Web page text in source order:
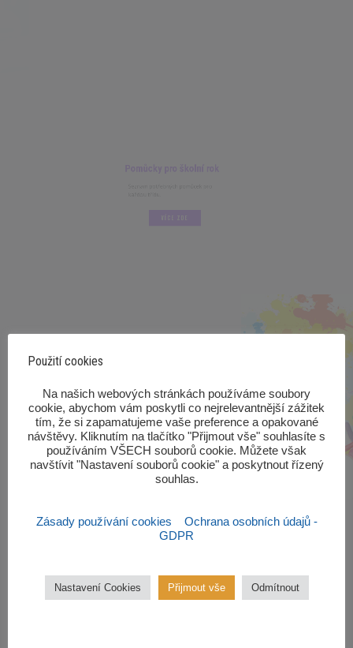
Použití cookies
‎Na našich webových stránkách používáme soubory
cookie, abychom vám poskytli co nejrelevantnější zážitek
tím, že si zapamatujeme vaše preference a opakované
návštěvy. Kliknutím na tlačítko "Přijmout vše" souhlasíte s
používáním VŠECH souborů cookie. Můžete však
navštívit "Nastavení souborů cookie" a poskytnout řízený
souhlas.‎
Zásady používání cookies
Ochrana osobních údajů -
GDPR
Nastavení Cookies Přijmout vše Odmítnout